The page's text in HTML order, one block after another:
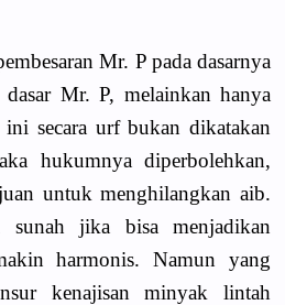
Mr. P pada dasarnya
Mr. P, melainkan hanya
secara urf bukan dikatakan
hukumnya diperbolehkan,
untuk menghilangkan aib.
sunah jika bisa menjadikan
harmonis. Namun yang
kenajisan minyak lintah